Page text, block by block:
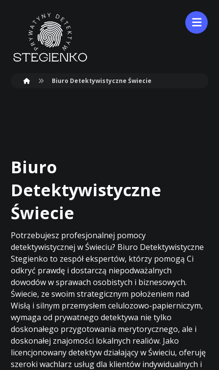
Biuro Detektywistyczne Świecie
Biuro
Detektywistyczne
Świecie
Potrzebujesz profesjonalnej pomocy
detektywistycznej w Świeciu? Biuro Detektywistyczne
Stegienko to zespół ekspertów, którzy pomogą Ci
odkryć prawdę i dostarczą niepodważalnych
dowodów w sprawach osobistych i biznesowych.
Świecie, ze swoim strategicznym położeniem nad
Wisłą i silnym przemysłem celulozowo-papierniczym,
wymaga od prywatnego detektywa nie tylko
doskonałego przygotowania merytorycznego, ale i
doskonałej znajomości lokalnych realiów. Jako
licencjonowany detektyw działający w Świeciu, oferuję
szeroki wachlarz usług dla klientów indywidualnych i